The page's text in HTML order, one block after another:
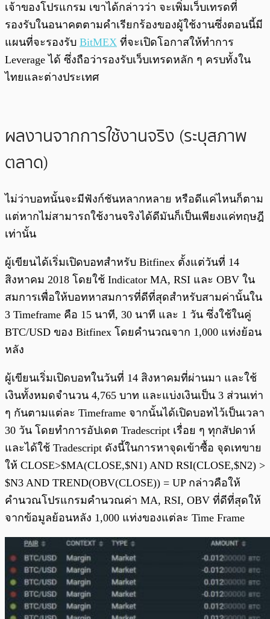
เจ้าของโปรแกรม เขาได้กล่าวว่า จะเพิ่มเว็บเทรดที่
รองรับในอนาคตตามคำเรียกร้องของผู้ใช้งานซึ่งตอนนี้มี
แผนที่จะรองรับ BitMEX ที่จะเปิดโอกาสให้ทำการ
Leverage ได้ ซึ่งถือว่ารองรับเว็บเทรดหลัก ๆ ครบทั้งใน
ไทยและต่างประเทศ
ผลงานจากการใช้งานจริง (ระบุสภาพ
ตลาด)
ไม่ว่าบอทนั้นจะมีฟังก์ชันหลากหลาย หรือดีแค่ไหนก็ตาม
แต่หากไม่สามารถใช้งานจริงได้ดีมันก็เป็นเพียงแค่ทฤษฎี
เท่านั้น
ผู้เขียนได้เริ่มเปิดบอทสำหรับ Bitfinex ตั้งแต่วันที่ 14
สิงหาคม 2018 โดยใช้ Indicator MA, RSI และ OBV ใน
สมการเพื่อให้บอทหาสมการที่ดีที่สุดสำหรับสามค่านั้นใน
3 Timeframe คือ 15 นาที, 30 นาที และ 1 วัน ซึ่งใช้ในคู่
BTC/USD ของ Bitfinex โดยคำนวณจาก 1,000 แท่งย้อน
หลัง
ผู้เขียนเริ่มเปิดบอทในวันที่ 14 สิงหาคมที่ผ่านมา และใช้
เงินทั้งหมดจำนวน 4,765 บาท และแบ่งเงินเป็น 3 ส่วนเท่า
ๆ กันตามแต่ละ Timeframe จากนั้นได้เปิดบอทไว้เป็นเวลา
30 วัน โดยทำการอัปเดต Tradescript เรื่อย ๆ ทุกสัปดาห์
และได้ใช้ Tradescript ดังนี้ในการหาจุดเข้าซื้อ จุดเทขาย
ให้ CLOSE>$MA(CLOSE,$N1) AND RSI(CLOSE,$N2) >
$N3 AND TREND(OBV(CLOSE)) = UP กล่าวคือให้
คำนวณโปรแกรมคำนวณค่า MA, RSI, OBV ที่ดีที่สุดให้
จากข้อมูลย้อนหลัง 1,000 แท่งของแต่ละ Time Frame